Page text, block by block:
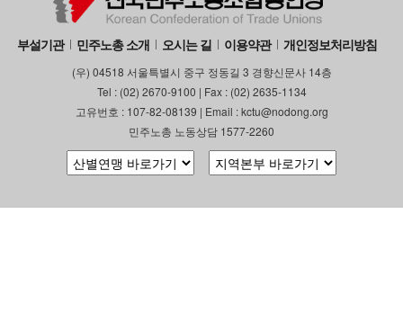
부설기관 민주노총 소개 오시는 길 이용약관 개인정보처리방침
(우) 04518 서울특별시 중구 정동길 3 경향신문사 14층
Tel : (02) 2670-9100 | Fax : (02) 2635-1134
고유번호 : 107-82-08139 | Email : kctu@nodong.org
민주노총 노동상담 1577-2260